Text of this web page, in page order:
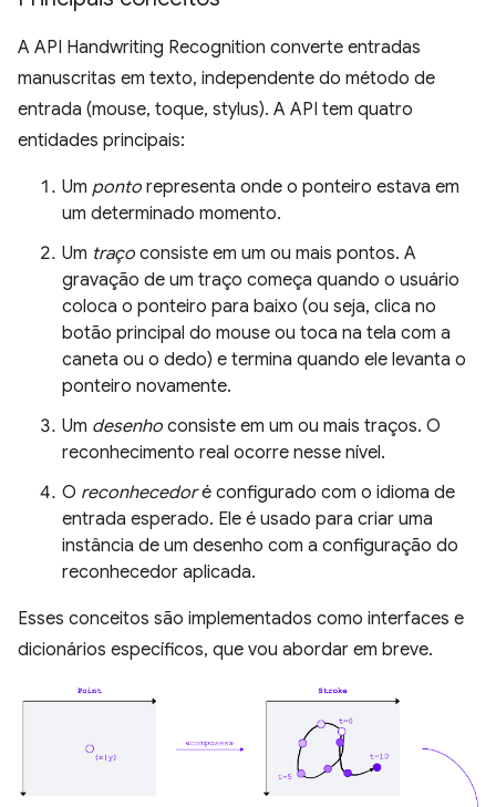
A API Handwriting Recognition converte entradas
manuscritas em texto, independente do método de
entrada (mouse, toque, stylus). A API tem quatro
entidades principais:
Um ponto representa onde o ponteiro estava em
um determinado momento.
Um traço consiste em um ou mais pontos. A
gravação de um traço começa quando o usuário
coloca o ponteiro para baixo (ou seja, clica no
botão principal do mouse ou toca na tela com a
caneta ou o dedo) e termina quando ele levanta o
ponteiro novamente.
Um desenho consiste em um ou mais traços. O
reconhecimento real ocorre nesse nível.
O reconhecedoré configurado com o idioma de
entrada esperado. Ele é usado para criar uma
instância de um desenho com a configuração do
reconhecedor aplicada.
Esses conceitos são implementados como interfaces e
dicionários específicos, que vou abordar em breve.